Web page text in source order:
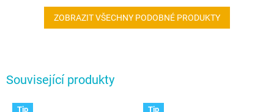
Související produkty
Tip
Tip
ZOBRAZIT VŠECHNY PODOBNÉ PRODUKTY